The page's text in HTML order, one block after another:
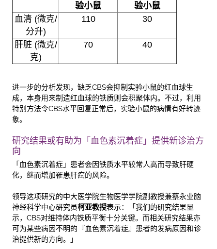
验小鼠
验小鼠
血清 (微克/
分升)
110 30
肝脏 (微克/
克)
70 40
进一步的分析发现，缺乏CBS会抑制实验小鼠的红血球生
成，本身用来制造红血球的铁质则会积聚体内。不过，利用
特别方法令CBS水平回复正常后，实验小鼠的病情有好转迹
象。
研究结果或有助为「血色素沉着症」提供新诊治方
向
「血色素沉着症」患者会因铁质水平较常人高而导致肝硬
化，继而增加罹患肝癌的风险。
领导这项研究的中大医学院生物医学学院副教授兼蔡永业脑
神经科学中心硏究员柯亚教授表示：「我们的研究结果显
示，CBS对维持体内铁质平衡十分关键。而相关研究结果亦
可为某些病因不明的『血色素沉着症』患者的发病原因和诊
治提供新的方向。」